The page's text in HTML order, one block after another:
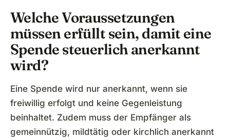
Welche Voraussetzungen
müssen erfüllt sein, damit eine
Spende steuerlich anerkannt
wird?
Eine Spende wird nur anerkannt, wenn sie
freiwillig erfolgt und keine Gegenleistung
beinhaltet. Zudem muss der Empfänger als
gemeinnützig, mildtätig oder kirchlich anerkannt